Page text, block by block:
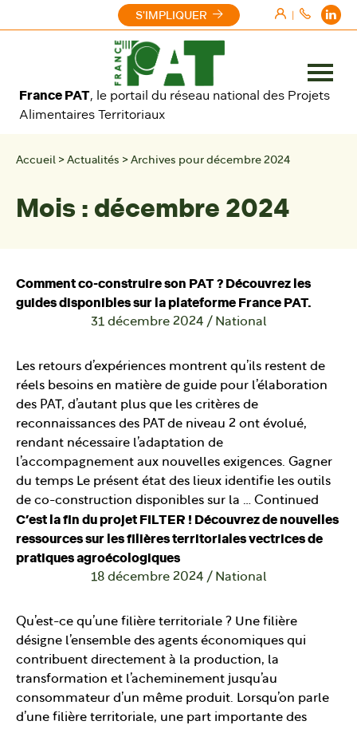
|
France PAT, le portail du réseau national des Projets
Alimentaires Territoriaux
S'IMPLIQUER
Ouvrir
le
Accueil > Actualités > Archives pour décembre 2024
Mois : décembre 2024
Comment co-construire son PAT ? Découvrez les
guides disponibles sur la plateforme France PAT.
31 décembre 2024 / National
Les retours d’expériences montrent qu’ils restent de
réels besoins en matière de guide pour l’élaboration
des PAT, d’autant plus que les critères de
reconnaissances des PAT de niveau 2 ont évolué,
rendant nécessaire l’adaptation de
l’accompagnement aux nouvelles exigences. Gagner
du temps Le présent état des lieux identifie les outils
de co-construction disponibles sur la … Continued
C’est la fin du projet FILTER ! Découvrez de nouvelles
ressources sur les filières territoriales vectrices de
pratiques agroécologiques
18 décembre 2024 / National
Qu’est-ce qu’une filière territoriale ? Une filière
désigne l’ensemble des agents économiques qui
contribuent directement à la production, la
transformation et l’acheminement jusqu’au
consommateur d’un même produit. Lorsqu’on parle
d’une filière territoriale, une part importante des